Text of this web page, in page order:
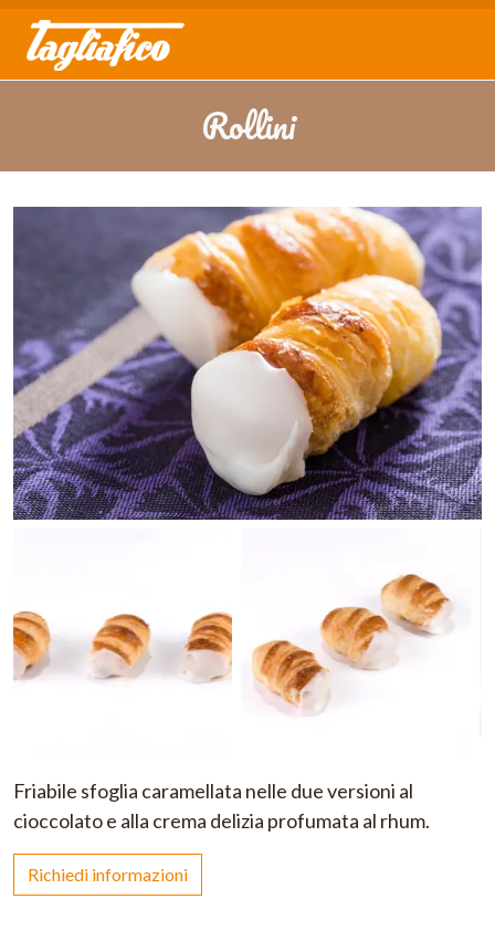
Rollini
Friabile sfoglia caramellata nelle due versioni al
cioccolato e alla crema delizia profumata al rhum.
Richiedi informazioni